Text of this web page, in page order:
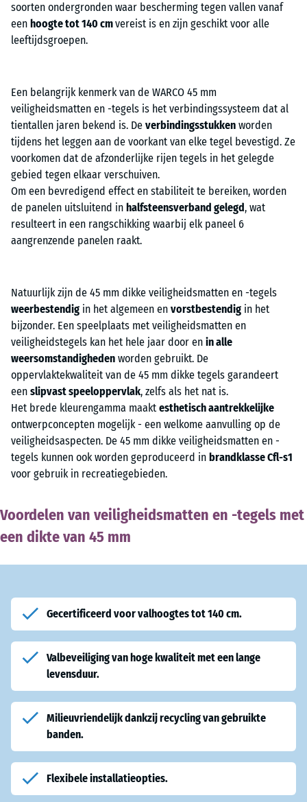
soorten ondergronden waar bescherming tegen vallen vanaf
een hoogte tot 140 cmvereist is en zijn geschikt voor alle
leeftijdsgroepen.
Een belangrijk kenmerk van de WARCO 45 mm
veiligheidsmatten en -tegels is het verbindingssysteem dat al
tientallen jaren bekend is. De verbindingsstukken worden
tijdens het leggen aan de voorkant van elke tegel bevestigd. Ze
voorkomen dat de afzonderlijke rijen tegels in het gelegde
gebied tegen elkaar verschuiven.
Om een bevredigend effect en stabiliteit te bereiken, worden
de panelen uitsluitend in halfsteensverband gelegd, wat
resulteert in een rangschikking waarbij elk paneel 6
aangrenzende panelen raakt.
Natuurlijk zijn de 45 mm dikke veiligheidsmatten en -tegels
weerbestendig in het algemeen en vorstbestendig in het
bijzonder. Een speelplaats met veiligheidsmatten en
veiligheidstegels kan het hele jaar door en in alle
weersomstandigheden worden gebruikt. De
oppervlaktekwaliteit van de 45 mm dikke tegels garandeert
een slipvast speeloppervlak, zelfs als het nat is.
Het brede kleurengamma maakt esthetisch aantrekkelijke
ontwerpconcepten mogelijk - een welkome aanvulling op de
veiligheidsaspecten. De 45 mm dikke veiligheidsmatten en -
tegels kunnen ook worden geproduceerd in brandklasse Cfl-s1
voor gebruik in recreatiegebieden.
Voordelen van veiligheidsmatten en -tegels met
een dikte van 45 mm
Gecertificeerd voor valhoogtes tot 140 cm.
Valbeveiliging van hoge kwaliteit met een lange
levensduur.
Milieuvriendelijk dankzij recycling van gebruikte
banden.
Flexibele installatieopties.